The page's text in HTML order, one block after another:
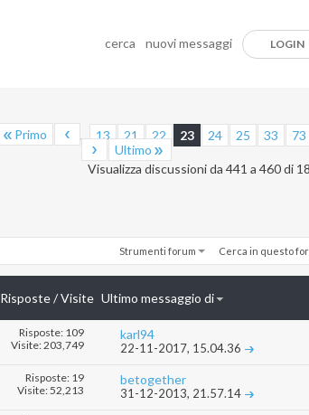
cerca nuovi messaggi LOGIN
Primo ... 13 21 22 23 24 25 33 73
Ultimo
Visualizza discussioni da 441 a 460 di
Strumenti forum Cerca in questo
Risposte/Visite Ultimo messaggio di
Risposte: 109
Visite: 203,749
karl94
22-11-2017, 15.04.36
Risposte: 19
Visite: 52,213
betogether
31-12-2013, 21.57.14